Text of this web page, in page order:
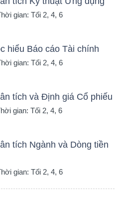
gian: Tối 2, 4, 6
hiểu Báo cáo Tài chính
gian: Tối 2, 4, 6
tích và Định giá Cổ phiếu
gian: Tối 2, 4, 6
tích Ngành và Dòng tiền
gian: Tối 2, 4, 6